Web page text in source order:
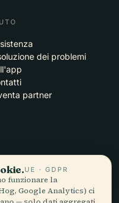
dei problemi
partner
UE · GDPR
funzionare la
Google Analytics) ci